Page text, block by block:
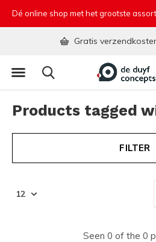
Gratis
Products tagged
FILTER
Seen 0 of the 0